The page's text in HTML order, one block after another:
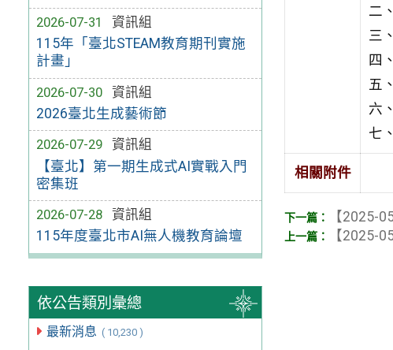
2026-07-31
資訊組
115年「臺北STEAM教育期刊實施
計畫」
2026-07-30
資訊組
2026臺北生成藝術節
2026-07-29
資訊組
【臺北】第一期生成式AI實戰入門
密集班
2026-07-28
資訊組
115年度臺北市AI無人機教育論壇
依公告類別彙總
最新消息 ( 10,230 )
二
三
四
五
六
七
相關附件
【2025-
【2025-